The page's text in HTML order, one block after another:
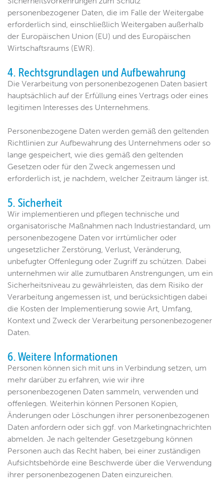
personenbezogener Daten, die im Falle der Weitergabe
erforderlich sind, einschließlich Weitergaben außerhalb
der Europäischen Union (EU) und des Europäischen
Wirtschaftsraums (EWR).
4. Rechtsgrundlagen und Aufbewahrung
Die Verarbeitung von personenbezogenen Daten basiert
hauptsächlich auf der Erfüllung eines Vertrags oder eines
legitimen Interesses des Unternehmens.
Personenbezogene Daten werden gemäß den geltenden
Richtlinien zur Aufbewahrung des Unternehmens oder so
lange gespeichert, wie dies gemäß den geltenden
Gesetzen oder für den Zweck angemessen und
erforderlich ist, je nachdem, welcher Zeitraum länger ist.
5. Sicherheit
Wir implementieren und pflegen technische und
organisatorische Maßnahmen nach Industriestandard, um
personenbezogene Daten vor irrtümlicher oder
ungesetzlicher Zerstörung, Verlust, Veränderung,
unbefugter Offenlegung oder Zugriff zu schützen. Dabei
unternehmen wir alle zumutbaren Anstrengungen, um ein
Sicherheitsniveau zu gewährleisten, das dem Risiko der
Verarbeitung angemessen ist, und berücksichtigen dabei
die Kosten der Implementierung sowie Art, Umfang,
Kontext und Zweck der Verarbeitung personenbezogener
Daten.
6. Weitere Informationen
Personen können sich mit uns in Verbindung setzen, um
mehr darüber zu erfahren, wie wir ihre
personenbezogenen Daten sammeln, verwenden und
offenlegen. Weiterhin können Personen Kopien,
Änderungen oder Löschungen ihrer personenbezogenen
Daten anfordern oder sich ggf. von Marketingnachrichten
abmelden. Je nach geltender Gesetzgebung können
Personen auch das Recht haben, bei einer zuständigen
Aufsichtsbehörde eine Beschwerde über die Verwendung
ihrer personenbezogenen Daten einzureichen.